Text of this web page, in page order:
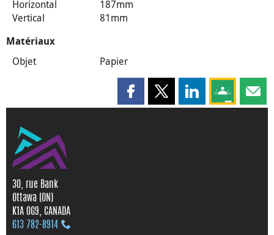
Horizontal
187mm
Vertical
81mm
Matériaux
Objet Papier
Partager cette page sur
Partager cette page sur X
Partager cette
Partagez
30, rue Bank
Ottawa (ON)
K1A 0G9, CANADA
613 782‑8914